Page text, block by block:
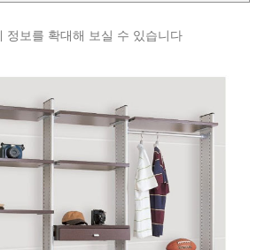
정보를 확대해 보실 수 있습니다